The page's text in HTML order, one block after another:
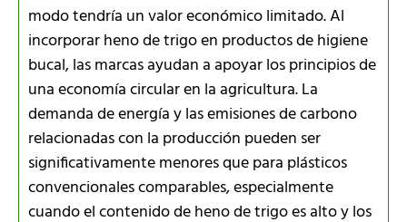
modo tendría un valor económico limitado. Al
incorporar heno de trigo en productos de higiene
bucal, las marcas ayudan a apoyar los principios de
una economía circular en la agricultura. La
demanda de energía y las emisiones de carbono
relacionadas con la producción pueden ser
significativamente menores que para plásticos
convencionales comparables, especialmente
cuando el contenido de heno de trigo es alto y los